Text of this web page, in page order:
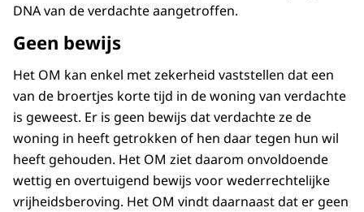
DNA van de verdachte aangetroffen.
Geen bewijs
Het OM kan enkel met zekerheid vaststellen dat een
van de broertjes korte tijd in de woning van verdachte
is geweest. Er is geen bewijs dat verdachte ze de
woning in heeft getrokken of hen daar tegen hun wil
heeft gehouden. Het OM ziet daarom onvoldoende
wettig en overtuigend bewijs voor wederrechtelijke
vrijheidsberoving. Het OM vindt daarnaast dat er geen